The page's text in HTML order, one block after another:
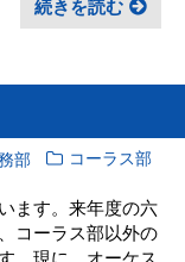
続きを読む
部 コーラス部
ます。来年度の六
コーラス部以外の
。現に、オーケス